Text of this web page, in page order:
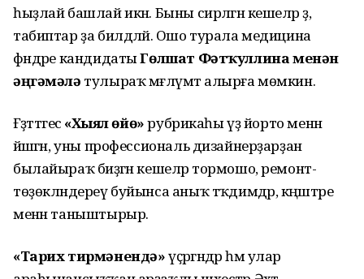
һыҙлай башлай икән. Быны сирләгән кешеләр ҙә,
табиптар ҙа билдәләй. Ошо турала медицина
фәндәре кандидатыГөлшат Фәтҡуллинаменән
әңгәмәлә тулыраҡ мәғлүмәт алырға мөмкин.
Ғәҙәттәгесә «Хыял өйө»рубрикаһы үҙ йорто менән
йәшәгән, уны профессиональ дизайнерҙарҙан
былайыраҡ биҙәгән кешеләр тормошо, ремонт-
төҙөкләндереү буйынса аныҡ тәҡдимдәр, кәңәштәре
менән таныштырыр.
«Тарих тирмәнендә»үҫәргәндәр һәм улар